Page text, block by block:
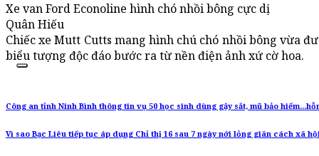
Xe van Ford Econoline hình chó nhồi bông cực dị
Quân Hiếu
Chiếc xe Mutt Cutts mang hình chú chó nhồi bông vừa
biểu tượng độc đáo bước ra từ nền điện ảnh xứ cờ hoa.
Công an tỉnh Ninh Bình thông tin vụ 50 học sinh dùng gậy sắt, mũ bảo
Vì sao Bạc Liêu tiếp tục áp dụng Chỉ thị 16 sau 7 ngày nới lỏng giãn cách xã